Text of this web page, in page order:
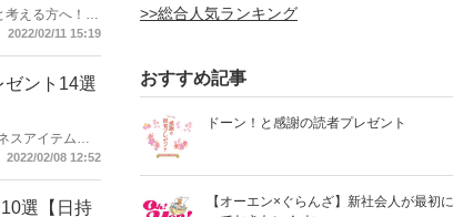
考える方へ！パ
るため、健康や
嬉しい、着心
厳選していま
2022/02/11 15:19
ゼント14選
スアイテムや
用雑貨など男性
2022/02/08 12:52
選【日持
>>総合人気ランキング
おすすめ記事
ドーン！と感謝の読者プレゼント
【オーエン×ぐらんざ】新社会人が最初